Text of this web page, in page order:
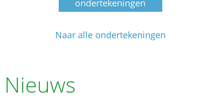
ondertekeningen
Naar alle ondertekeningen
Nieuws